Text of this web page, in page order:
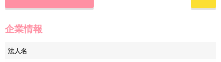
企業情報
法人名